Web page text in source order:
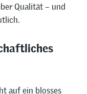
Qualität – und
auf ein blosses